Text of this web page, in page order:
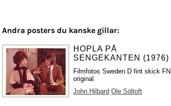
Andra posters du kanske gillar:
HOPLA PÅ
SENGEKANTEN (1976)
Filmfotos Sweden D fint skick FN
original
John Hilbard Ole Söltoft